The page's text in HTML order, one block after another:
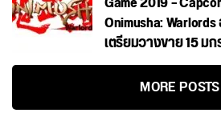
Onimusha:
เตรียมวางขาย 15 ม
MORE POSTS